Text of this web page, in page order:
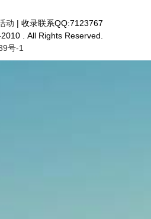
动 | 收录联系QQ:7123767
. All Rights Reserved.
号-1